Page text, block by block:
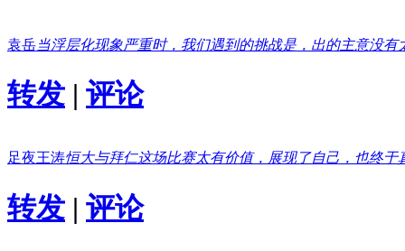
袁岳当浮层化现象严重时，我们遇到的挑战是，出的主意没
转发 | 评论
足夜王涛恒大与拜仁这场比赛太有价值，展现了自己，也终
转发 | 评论